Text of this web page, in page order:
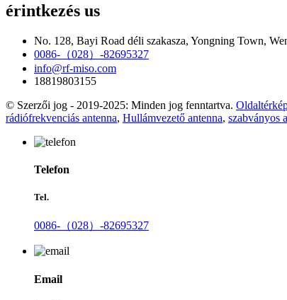
érintkezés us
No. 128, Bayi Road déli szakasza, Yongning Town,
0086-（028）-82695327
info@rf-miso.com
18819803155
© Szerzői jog - 2019-2025: Minden jog fenntartva.
rádiófrekvenciás antenna, Hullámvezető antenna, szabványos
Telefon
Tel.
0086-（028）-82695327
Email